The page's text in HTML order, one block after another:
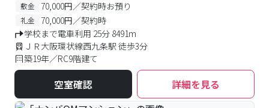
敷金 70,000円／契約時お預り
礼金
70,000円／契約時
学校まで電車利用 25分 8491m
ＪＲ大阪環状線西九条駅 徒歩3分
築19年／RC9階建て
空室確認 詳細を見る